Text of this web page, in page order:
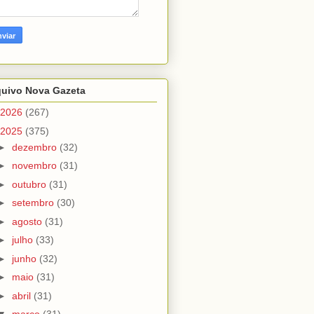
Nova Gazeta
2026 (267)
2025 (375)
dezembro (32)
novembro (31)
outubro (31)
setembro (30)
agosto (31)
julho (33)
junho (32)
maio (31)
abril (31)